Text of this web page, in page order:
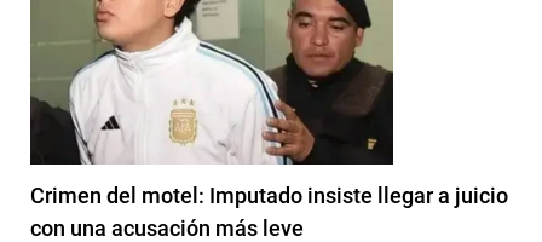
Crimen del motel: Imputado insiste llegar a juicio
con una acusación más leve